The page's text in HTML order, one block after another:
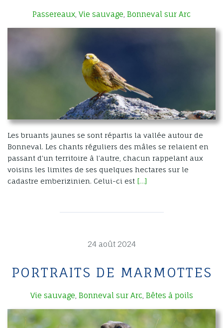
Passereaux, Vie sauvage, Bonneval sur Arc
Les bruants jaunes se sont répartis la vallée autour de
Bonneval. Les chants réguliers des mâles se relaient en
passant d’un territoire à l’autre, chacun rappelant aux
voisins les limites de ses quelques hectares sur le
cadastre emberizinien. Celui-ci est […]
24 août 2024
PORTRAITS DE MARMOTTES
Vie sauvage Bonneval sur Arc, Bêtes à poils